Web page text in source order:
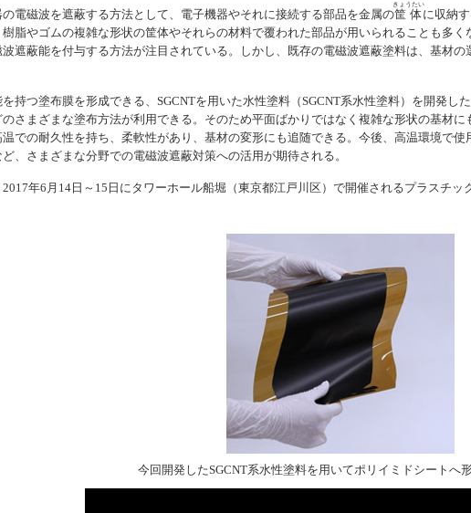
電磁波を遮蔽する方法として、電子機器やそれに接続する部品を金属の筐体
きょうたい
に収納
脂やゴムの複雑な形状の筐体やそれらの材料で覆われた部品が用いられることも多
遮蔽能を付与する方法が注目されている。しかし、既存の電磁波遮蔽塗料は、基材
持つ塗布膜を形成できる、SGCNTを用いた水性塗料（SGCNT系水性塗料）を開発し
さまざまな塗布方法が利用できる。そのため平面ばかりではなく複雑な形状の基材
での耐久性を持ち、柔軟性があり、基材の変形にも追随できる。今後、高温環境で
、さまざまな分野での電磁波遮蔽対策への活用が期待される。
年6月14日～15日にタワーホール船堀（東京都江戸川区）で開催されるプラスチ
今回開発したSGCNT系水性塗料を用いてポリイミドシートへ